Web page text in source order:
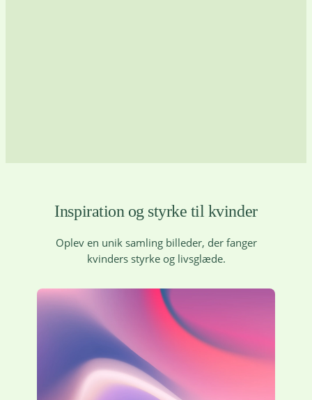
Inspiration og styrke til kvinder
Oplev en unik samling billeder, der fanger
kvinders styrke og livsglæde.